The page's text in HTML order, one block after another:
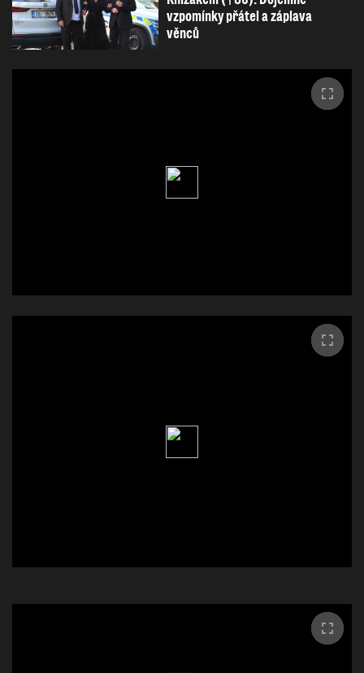
vzpomínky přátel a záplava
věnců